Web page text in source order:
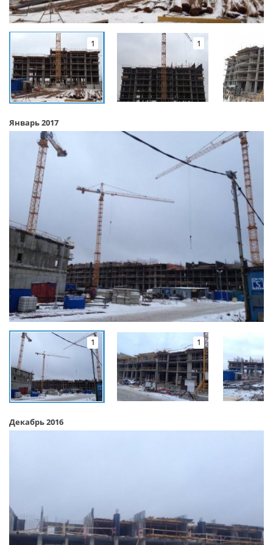
1 1
Январь 2017
1 1
Декабрь 2016